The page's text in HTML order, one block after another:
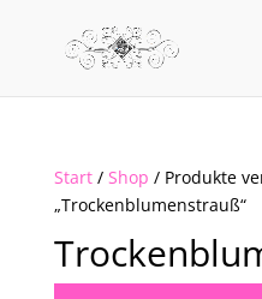
Start/ Shop / Produkte
„Trockenblumenstrauß“